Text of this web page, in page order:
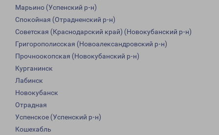
Марьино (Успенский р-н)
Спокойная (Отрадненский р-н)
Советская (Краснодарский край) (Новокубанский р-н)
Григорополисская (Новоалександровский р-н)
Прочноокопская (Новокубанский р-н)
Курганинск
Лабинск
Новокубанск
Отрадная
Успенское (Успенский р-н)
Кошехабль